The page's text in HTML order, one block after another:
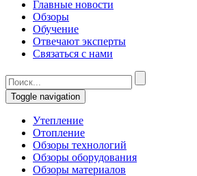
Главные новости
Обзоры
Обучение
Отвечают эксперты
Связаться с нами
Toggle navigation
Утепление
Отопление
Обзоры технологий
Обзоры оборудования
Обзоры материалов